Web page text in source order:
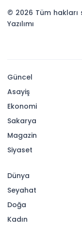
© 2026 Tüm hakları
Yazılımı
Güncel
Asayiş
Ekonomi
Sakarya
Magazin
Siyaset
Dünya
Seyahat
Doğa
Kadın